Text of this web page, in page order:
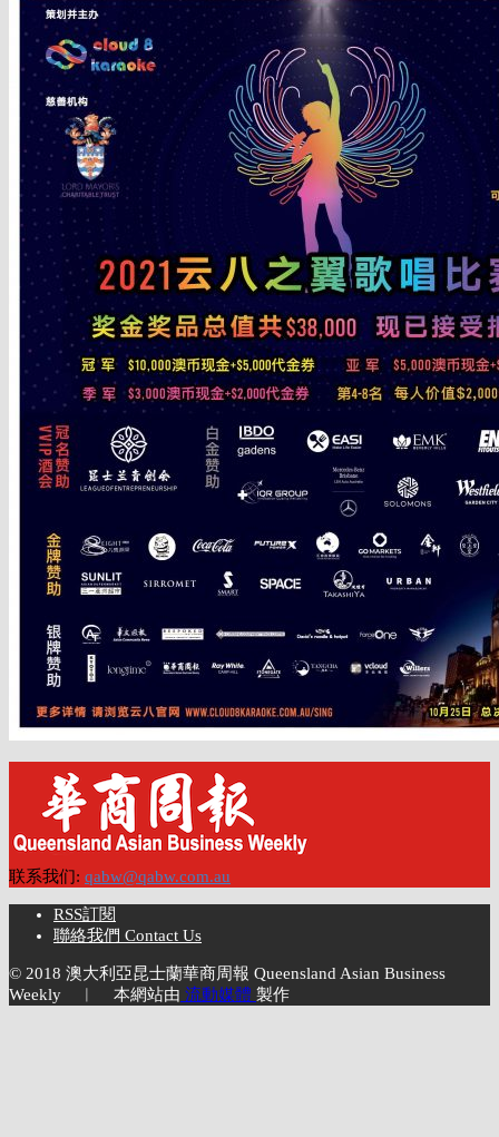
联系我们: qabw@qabw.com.au
RSS訂閱
聯絡我們 Contact Us
© 2018 澳大利亞昆士蘭華商周報 Queensland Asian Business
Weekly ︱ 本網站由 流動媒體 製作